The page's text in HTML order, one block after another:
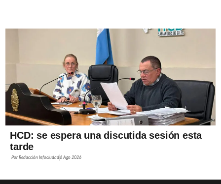
HCD: se espera una discutida sesión esta
tarde
PorRedacción Infociudad6 Ago 2026